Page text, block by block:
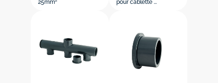
25mm²
pour câblette ...